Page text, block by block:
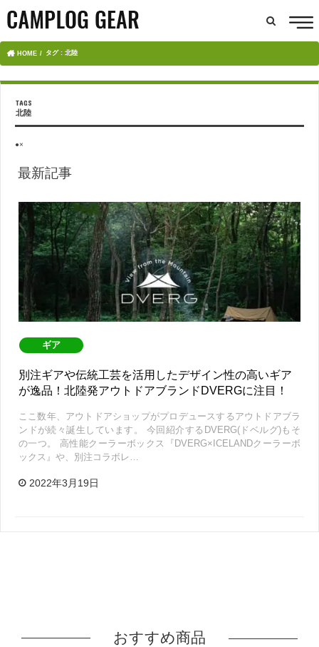
HOME タグ : 北陸
北陸
●×
最新記事
ギア
別注ギアや伝統工芸を活用したデザイン性の高いギア
が逸品！北陸発アウトドアブランドDVERGに注目！
ここ数年、アウトドアショップがプロデュースするアウトドアブラ
ンドが続々誕生しています。 今回紹介するDVERG(ドベルグ)もそ
の一つ。 高性能クーラーボックス『DVERG×ICELANDクーラーボ
ックス』や、別注コラボレ…
2022年3月19日
おすすめ商品